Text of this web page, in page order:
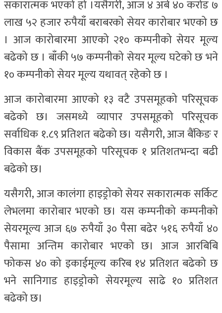
सकारात्मक भएको हो ।यसैगरी, आज ४ अर्ब ४० करोड ७
लाख ५२ हजार रुपैयाँ बराबरको सेयर कारोबार भएको छ
। आज कारोबारमा आएको २१० कम्पनीको सेयर मूल्य
बढेको छ । बाँकी ५७ कम्पनीको सेयर मूल्य घटेको छ भने
१० कम्पनीको सेयर मूल्य यथावत् रहेको छ ।
आज कारोबारमा आएको १३ वटै उपसमूहको परिसूचक
बढेको छ। जसमध्ये व्यापार उपसमूहको परिसूचक
सर्वाधिक १.८९ प्रतिशत बढेको छ। यसैगरी, आज बैंकिङ र
विकास बैंक उपसमूहको परिसूचक १ प्रतिशतभन्दा बढी
बढेको छ।
यसैगरी, आज कालंगा हाइड्रोको सेयर सकारात्मक सर्किट
लेभलमा कारोबार भएको छ। यस कम्पनीको कम्पनीको
सेयरमूल्य आज ६७ रुपैयाँ ३० पैसा बढेर ५१६ रुपैयाँ ४०
पैसामा अन्तिम कारोबार भएको छ। आज आरबिबि
फोकस ४० को इकाईमूल्य करिब १४ प्रतिशत बढेको छ
भने सानिगाड हाइड्रोको सेयरमूल्य साढे १० प्रतिशत
बढेको छ।